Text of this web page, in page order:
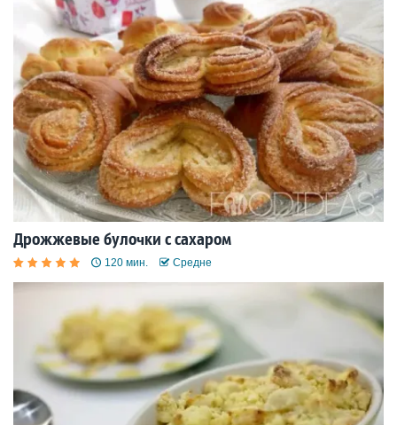
Дрожжевые булочки с сахаром
120 мин. Средне